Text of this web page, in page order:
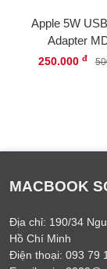
Apple 5W
Adapter
250.000 đ
MACBOOK
Địa chỉ: 190/34
Hồ Chí Minh
Điện thoại: 093 79